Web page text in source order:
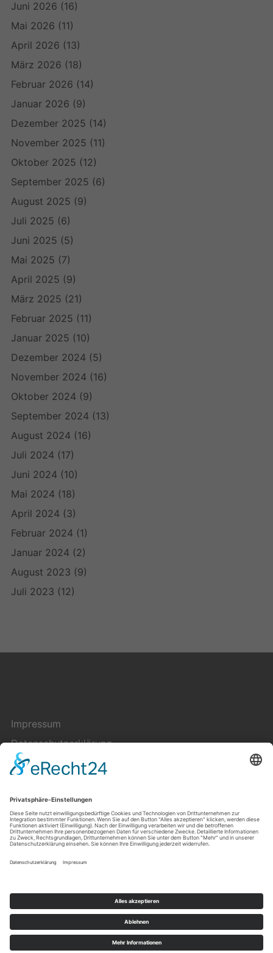
Juni 2026 (16)
Mai 2026 (11)
April 2026 (13)
März 2026 (18)
Februar 2026 (14)
Januar 2026 (9)
Dezember 2025 (14)
November 2025 (11)
Oktober 2025 (12)
September 2025 (6)
August 2025 (9)
Juli 2025 (6)
Juni 2025 (5)
Mai 2025 (7)
April 2025 (9)
März 2025 (21)
Februar 2025 (11)
Januar 2025 (10)
Dezember 2024 (5)
November 2024 (16)
Oktober 2024 (9)
September 2024 (13)
August 2024 (16)
Juli 2024 (17)
Juni 2024 (10)
Mai 2024 (18)
April 2024 (3)
Februar 2024 (1)
Januar 2024 (2)
August 2023 (9)
Juli 2023 (12)
Impressum
Datenschutzerklärung
Cookie-Einstellungen
Über uns
Copyright © 2023 — Pluriversum